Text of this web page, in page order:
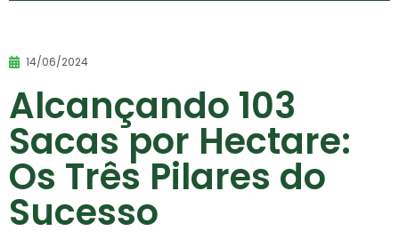
14/06/2024
Alcançando 103
Sacas por Hectare:
Os Três Pilares do
Sucesso